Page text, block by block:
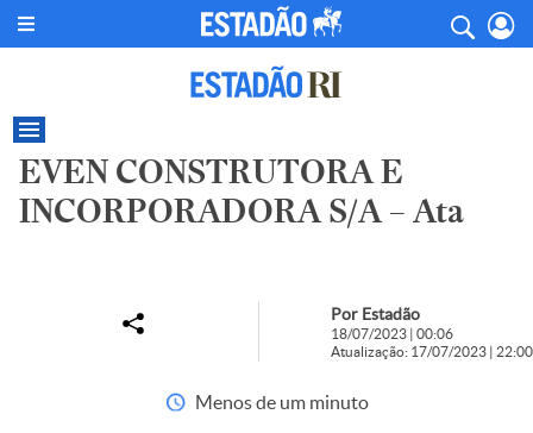
EVEN CONSTRUTORA E
INCORPORADORA S/A – Ata
Por Estadão
18/07/2023 | 00:06
Atualização: 17/07/2023 | 22:00
Menos de um minuto